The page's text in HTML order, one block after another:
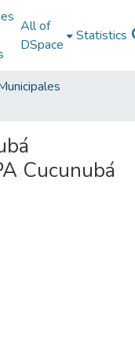
All of
DSpace
Statistics
Cucunubá